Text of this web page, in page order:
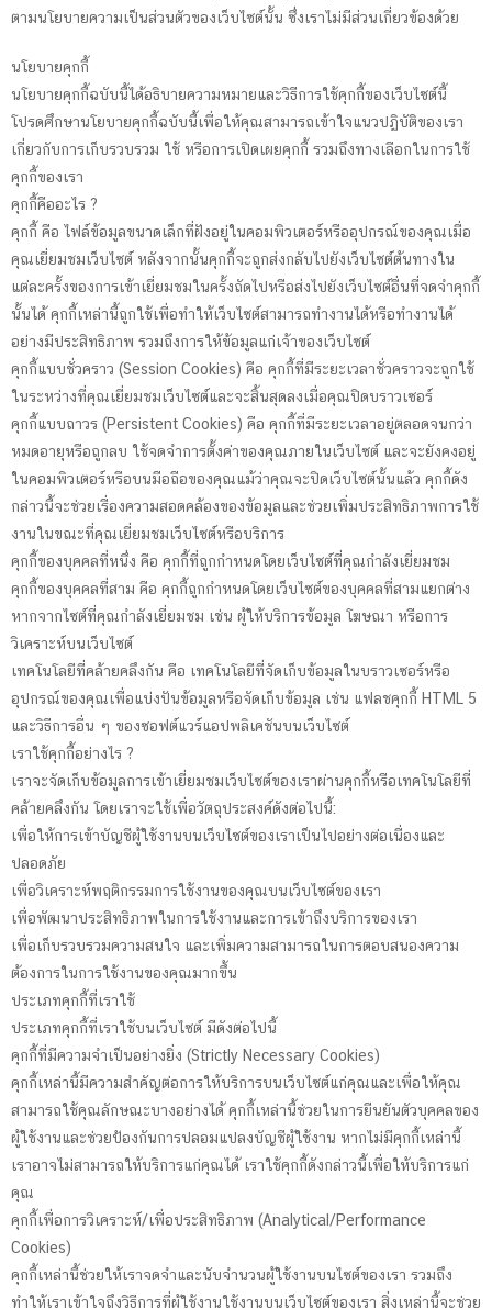
ตามนโยบายความเป็นส่วนตัวของเว็บไซต์นั้น ซึ่งเราไม่มีส่วนเกี่ยวข้องด้วย
นโยบายคุกกี้
นโยบายคุกกี้ฉบับนี้ได้อธิบายความหมายและวิธีการใช้คุกกี้ของเว็บไซต์นี้
โปรดศึกษานโยบายคุกกี้ฉบับนี้เพื่อให้คุณสามารถเข้าใจแนวปฏิบัติของเรา
เกี่ยวกับการเก็บรวบรวม ใช้ หรือการเปิดเผยคุกกี้ รวมถึงทางเลือกในการใช้
คุกกี้ของเรา
คุกกี้คืออะไร ?
คุกกี้ คือ ไฟล์ข้อมูลขนาดเล็กที่ฝังอยู่ในคอมพิวเตอร์หรืออุปกรณ์ของคุณเมื่อ
คุณเยี่ยมชมเว็บไซต์ หลังจากนั้นคุกกี้จะถูกส่งกลับไปยังเว็บไซต์ต้นทางใน
แต่ละครั้งของการเข้าเยี่ยมชมในครั้งถัดไปหรือส่งไปยังเว็บไซต์อื่นที่จดจำคุกกี้
นั้นได้ คุกกี้เหล่านี้ถูกใช้เพื่อทำให้เว็บไซต์สามารถทำงานได้หรือทำงานได้
อย่างมีประสิทธิภาพ รวมถึงการให้ข้อมูลแก่เจ้าของเว็บไซต์
คุกกี้แบบชั่วคราว (Session Cookies) คือ คุกกี้ที่มีระยะเวลาชั่วคราวจะถูกใช้
ในระหว่างที่คุณเยี่ยมชมเว็บไซต์และจะสิ้นสุดลงเมื่อคุณปิดบราวเซอร์
คุกกี้แบบถาวร (Persistent Cookies) คือ คุกกี้ที่มีระยะเวลาอยู่ตลอดจนกว่า
หมดอายุหรือถูกลบ ใช้จดจำการตั้งค่าของคุณภายในเว็บไซต์ และจะยังคงอยู่
ในคอมพิวเตอร์หรือบนมือถือของคุณแม้ว่าคุณจะปิดเว็บไซต์นั้นแล้ว คุกกี้ดัง
กล่าวนี้จะช่วยเรื่องความสอดคล้องของข้อมูลและช่วยเพิ่มประสิทธิภาพการใช้
งานในขณะที่คุณเยี่ยมชมเว็บไซต์หรือบริการ
คุกกี้ของบุคคลที่หนึ่ง คือ คุกกี้ที่ถูกกำหนดโดยเว็บไซต์ที่คุณกำลังเยี่ยมชม
คุกกี้ของบุคคลที่สาม คือ คุกกี้ถูกกำหนดโดยเว็บไซต์ของบุคคลที่สามแยกต่าง
หากจากไซต์ที่คุณกำลังเยี่ยมชม เช่น ผู้ให้บริการข้อมูล โฆษณา หรือการ
วิเคราะห์บนเว็บไซต์
เทคโนโลยีที่คล้ายคลึงกัน คือ เทคโนโลยีที่จัดเก็บข้อมูลในบราวเซอร์หรือ
อุปกรณ์ของคุณเพื่อแบ่งปันข้อมูลหรือจัดเก็บข้อมูล เช่น แฟลชคุกกี้ HTML 5
และวิธีการอื่น ๆ ของซอฟต์แวร์แอปพลิเคชันบนเว็บไซต์
เราใช้คุกกี้อย่างไร ?
เราจะจัดเก็บข้อมูลการเข้าเยี่ยมชมเว็บไซต์ของเราผ่านคุกกี้หรือเทคโนโลยีที่
คล้ายคลึงกัน โดยเราจะใช้เพื่อวัตถุประสงค์ดังต่อไปนี้:
เพื่อให้การเข้าบัญชีผู้ใช้งานบนเว็บไซต์ของเราเป็นไปอย่างต่อเนื่องและ
ปลอดภัย
เพื่อวิเคราะห์พฤติกรรมการใช้งานของคุณบนเว็บไซต์ของเรา
เพื่อพัฒนาประสิทธิภาพในการใช้งานและการเข้าถึงบริการของเรา
เพื่อเก็บรวบรวมความสนใจ และเพิ่มความสามารถในการตอบสนองความ
ต้องการในการใช้งานของคุณมากขึ้น
ประเภทคุกกี้ที่เราใช้
ประเภทคุกกี้ที่เราใช้บนเว็บไซต์ มีดังต่อไปนี้
คุกกี้ที่มีความจำเป็นอย่างยิ่ง (Strictly Necessary Cookies)
คุกกี้เหล่านี้มีความสำคัญต่อการให้บริการบนเว็บไซต์แก่คุณและเพื่อให้คุณ
สามารถใช้คุณลักษณะบางอย่างได้ คุกกี้เหล่านี้ช่วยในการยืนยันตัวบุคคลของ
ผู้ใช้งานและช่วยป้องกันการปลอมแปลงบัญชีผู้ใช้งาน หากไม่มีคุกกี้เหล่านี้
เราอาจไม่สามารถให้บริการแก่คุณได้ เราใช้คุกกี้ดังกล่าวนี้เพื่อให้บริการแก่
คุณ
คุกกี้เพื่อการวิเคราะห์/เพื่อประสิทธิภาพ (Analytical/Performance
Cookies)
คุกกี้เหล่านี้ช่วยให้เราจดจำและนับจำนวนผู้ใช้งานบนไซต์ของเรา รวมถึง
ทำให้เราเข้าใจถึงวิธีการที่ผู้ใช้งานใช้งานบนเว็บไซต์ของเรา สิ่งเหล่านี้จะช่วย